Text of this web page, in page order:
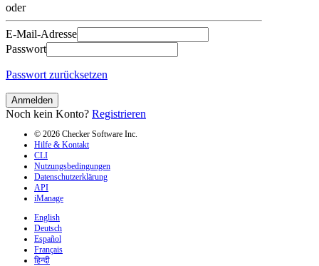
oder
E-Mail-Adresse
Passwort
Passwort zurücksetzen
Anmelden
Noch kein Konto? Registrieren
© 2026 Checker Software Inc.
Hilfe & Kontakt
CLI
Nutzungsbedingungen
Datenschutzerklärung
API
iManage
English
Deutsch
Español
Français
हिन्दी